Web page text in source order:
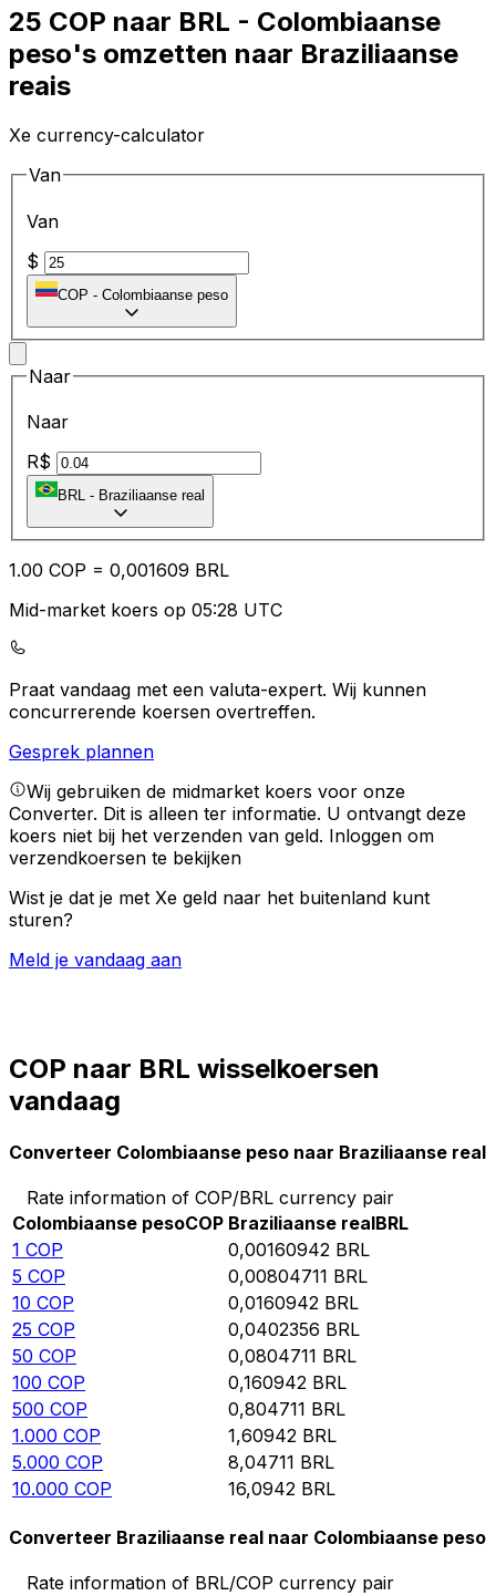
25 COP naar BRL - Colombiaanse
peso's omzetten naar Braziliaanse
reais
Xe currency-calculator
Van
Van
$
COP - Colombiaanse peso
Naar
Naar
R$
BRL - Braziliaanse real
1.00 COP = 0,001609 BRL
Mid-market koers op 05:28 UTC
Praat vandaag met een valuta-expert. Wij kunnen
concurrerende koersen overtreffen.
Gesprek plannen
Wij gebruiken de midmarket koers voor onze
Converter. Dit is alleen ter informatie. U ontvangt deze
koers niet bij het verzenden van geld. Inloggen om
verzendkoersen te bekijken
Wist je dat je met Xe geld naar het buitenland kunt
sturen?
Meld je vandaag aan
COP naar BRL wisselkoersen
vandaag
Converteer Colombiaanse peso naar Braziliaanse real
Rate information of COP/BRL currency pair
Colombiaanse pesoCOP Braziliaanse realBRL
1 COP 0,00160942 BRL
5 COP 0,00804711 BRL
10 COP 0,0160942 BRL
25 COP 0,0402356 BRL
50 COP 0,0804711 BRL
100 COP 0,160942 BRL
500 COP 0,804711 BRL
1.000 COP 1,60942 BRL
5.000 COP 8,04711 BRL
10.000 COP 16,0942 BRL
Converteer Braziliaanse real naar Colombiaanse peso
Rate information of BRL/COP currency pair